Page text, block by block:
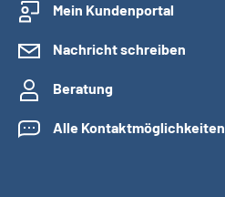
Mein Kundenportal
Nachricht schreiben
Beratung
Alle Kontaktmöglichkeiten